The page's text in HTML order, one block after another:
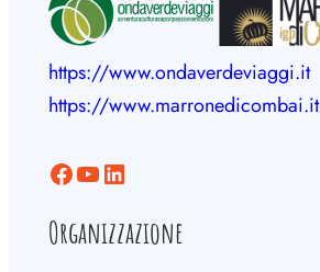
https://www.ondaverdeviaggi.it
https://www.marronedicombai.it
Facebook YouTube LinkedIn
Organizzazione